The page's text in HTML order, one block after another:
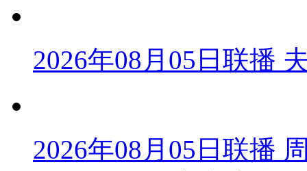
2026年08月05日联播
2026年08月05日联播